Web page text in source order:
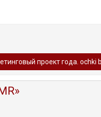
проект года. ochki